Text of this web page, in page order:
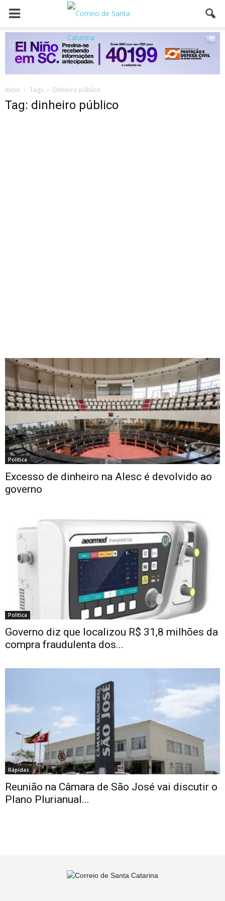
Inicio Tags Dinheiro público
Tag: dinheiro público
Política
Excesso de dinheiro na Alesc é devolvido ao
governo
Política
Governo diz que localizou R$ 31,8 milhões da
compra fraudulenta dos...
Rápidas
Reunião na Câmara de São José vai discutir o
Plano Plurianual...